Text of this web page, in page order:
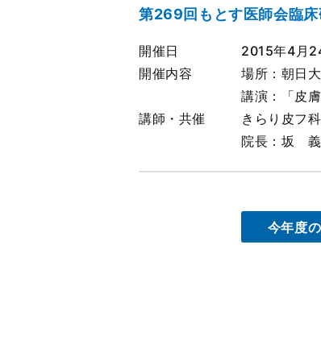
第269回もとす医師会臨
開催日
2015年4月
開催内容
場所：朝日
講演：「皮
講師・共催
きらり皮フ
院長：坂
今年度